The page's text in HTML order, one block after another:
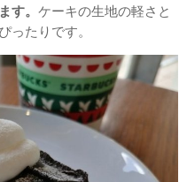
す。 ケーキの生地の軽さと
ったりです。